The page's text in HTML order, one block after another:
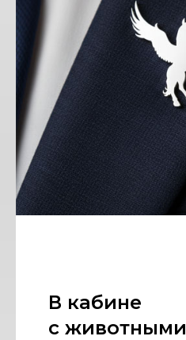
В кабине
с животными